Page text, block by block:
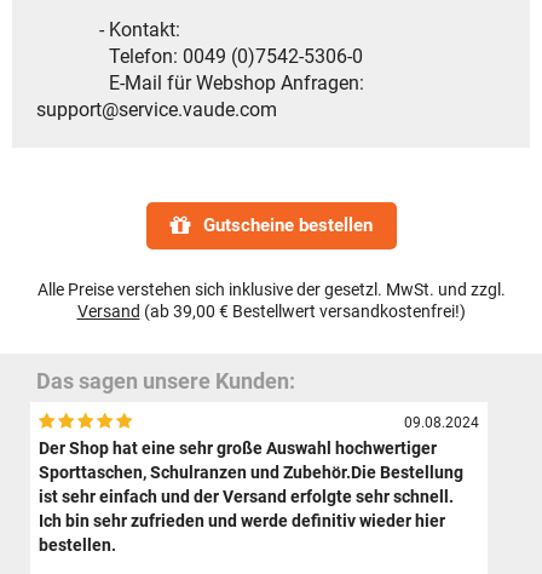
- Kontakt:
Telefon: 0049 (0)7542-5306-0
E-Mail für Webshop Anfragen:
support@service.vaude.com
Gutscheine bestellen
Alle Preise verstehen sich inklusive der gesetzl. MwSt. und zzgl.
Versand (ab 39,00 € Bestellwert versandkostenfrei!)
Das sagen unsere Kunden:
09.08.2024
Der Shop hat eine sehr große Auswahl hochwertiger
Sporttaschen, Schulranzen und Zubehör.Die Bestellung
ist sehr einfach und der Versand erfolgte sehr schnell.
Ich bin sehr zufrieden und werde definitiv wieder hier
bestellen.